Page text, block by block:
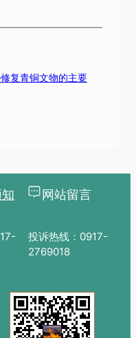
复青铜文物的主要
网站留言
投诉热线：0917-
2769018